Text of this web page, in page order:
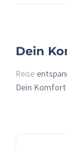
Dein
Reise
Dein Komfort